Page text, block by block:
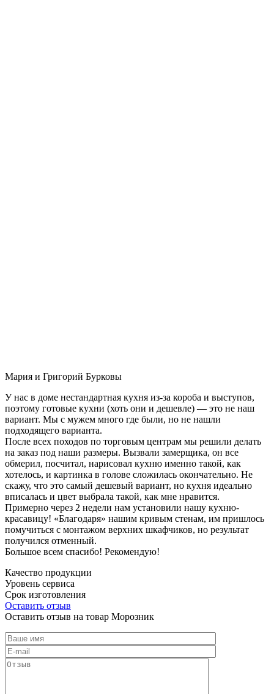
Мария и Григорий Бурковы
У нас в доме нестандартная кухня из-за короба и выступов,
поэтому готовые кухни (хоть они и дешевле) — это не наш
вариант. Мы с мужем много где были, но не нашли
подходящего варианта.
После всех походов по торговым центрам мы решили делать
на заказ под наши размеры. Вызвали замерщика, он все
обмерил, посчитал, нарисовал кухню именно такой, как
хотелось, и картинка в голове сложилась окончательно. Не
скажу, что это самый дешевый вариант, но кухня идеально
вписалась и цвет выбрала такой, как мне нравится.
Примерно через 2 недели нам установили нашу кухню-
красавицу! «Благодаря» нашим кривым стенам, им пришлось
помучиться с монтажом верхних шкафчиков, но результат
получился отменный.
Большое всем спасибо! Рекомендую!
Качество продукции
Уровень сервиса
Срок изготовления
Оставить отзыв
Оставить отзыв на товар Морозник